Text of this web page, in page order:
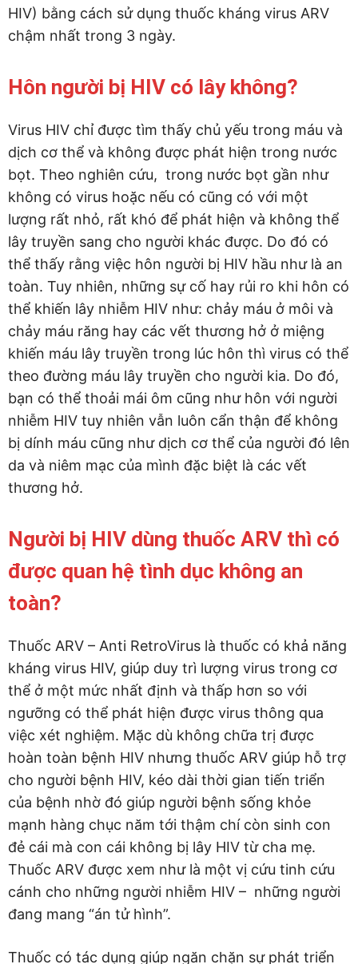
HIV) bằng cách sử dụng thuốc kháng virus ARV
chậm nhất trong 3 ngày.
Hôn người bị HIV có lây không?
Virus HIV chỉ được tìm thấy chủ yếu trong máu và
dịch cơ thể và không được phát hiện trong nước
bọt. Theo nghiên cứu, trong nước bọt gần như
không có virus hoặc nếu có cũng có với một
lượng rất nhỏ, rất khó để phát hiện và không thể
lây truyền sang cho người khác được. Do đó có
thể thấy rằng việc hôn người bị HIV hầu như là an
toàn. Tuy nhiên, những sự cố hay rủi ro khi hôn có
thể khiến lây nhiễm HIV như: chảy máu ở môi và
chảy máu răng hay các vết thương hở ở miệng
khiến máu lây truyền trong lúc hôn thì virus có thể
theo đường máu lây truyền cho người kia. Do đó,
bạn có thể thoải mái ôm cũng như hôn với người
nhiễm HIV tuy nhiên vẫn luôn cẩn thận để không
bị dính máu cũng như dịch cơ thể của người đó lên
da và niêm mạc của mình đặc biệt là các vết
thương hở.
Người bị HIV dùng thuốc ARV thì có
được quan hệ tình dục không an
toàn?
Thuốc ARV – Anti RetroVirus là thuốc có khả năng
kháng virus HIV, giúp duy trì lượng virus trong cơ
thể ở một mức nhất định và thấp hơn so với
ngưỡng có thể phát hiện được virus thông qua
việc xét nghiệm. Mặc dù không chữa trị được
hoàn toàn bệnh HIV nhưng thuốc ARV giúp hỗ trợ
cho người bệnh HIV, kéo dài thời gian tiến triển
của bệnh nhờ đó giúp người bệnh sống khỏe
mạnh hàng chục năm tới thậm chí còn sinh con
đẻ cái mà con cái không bị lây HIV từ cha mẹ.
Thuốc ARV được xem như là một vị cứu tinh cứu
cánh cho những người nhiễm HIV – những người
đang mang “án tử hình”.
Thuốc có tác dụng giúp ngăn chặn sự phát triển